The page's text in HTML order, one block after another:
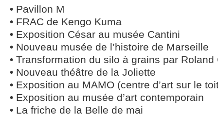
• Pavillon M
• FRAC de Kengo Kuma
• Exposition César au musée Cantini
• Nouveau musée de l’histoire de Marseille
• Transformation du silo à grains par Roland
• Nouveau théâtre de la Joliette
• Exposition au MAMO (centre d’art sur le
• Exposition au musée d’art contemporain
• La friche de la Belle de mai